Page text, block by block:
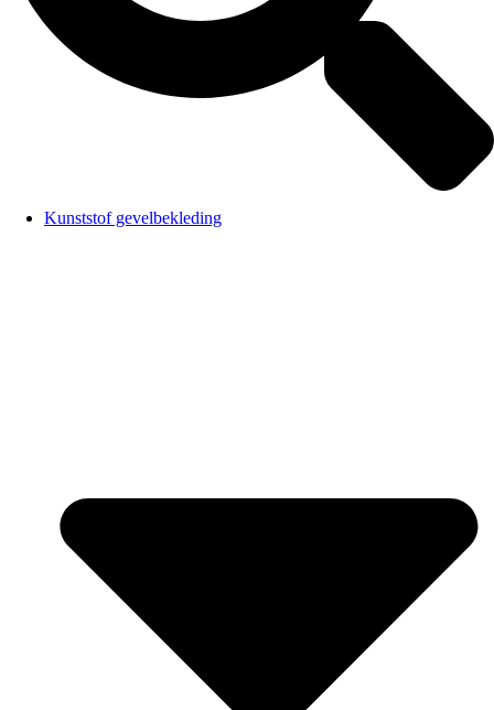
Kunststof gevelbekleding